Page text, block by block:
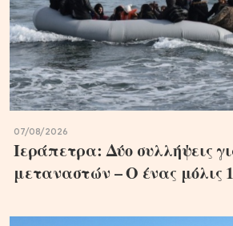
07/08/2026
Ιεράπετρα: Δύο συλλήψεις
μεταναστών – Ο ένας μόλις